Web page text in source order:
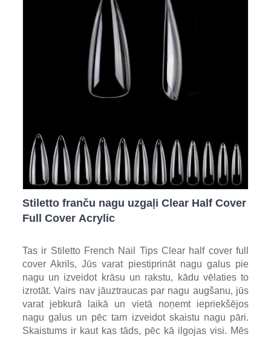
Stiletto franču nagu uzgaļi Clear Half Cover
Full Cover Acrylic
Tas ir Stiletto French Nail Tips Clear half cover full
cover Akrils, Jūs varat piestiprināt nagu galus pie
nagu un izveidot krāsu un rakstu, kādu vēlaties to
izrotāt. Vairs nav jāuztraucas par nagu augšanu, jūs
varat jebkurā laikā un vietā noņemt iepriekšējos
nagu galus un pēc tam izveidot skaistu nagu pāri.
Skaistums ir kaut kas tāds, pēc kā ilgojas visi. Mēs